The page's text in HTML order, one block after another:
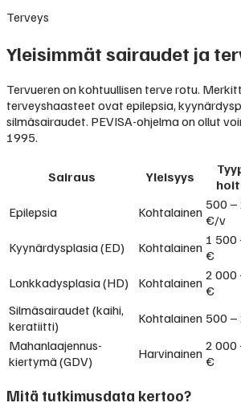
Terveys
Yleisimmät sairaudet ja
Tervueren on kohtuullisen terve rotu.
terveyshaasteet ovat epilepsia,
silmäsairaudet. PEVISA-ohjelma on ollut
1995.
Sairaus Yleisyys
Epilepsia Kohtalainen 500 –
€/v
Kyynärdysplasia (ED) Kohtalainen 1 500
€
Lonkkadysplasia (HD) Kohtalainen 2 000
€
Silmäsairaudet (kaihi,
keratiitti)
Kohtalainen 500 –
Mahanlaajennus-
kiertymä (GDV)
Harvinainen 2 000
€
Mitä tutkimusdata kertoo?